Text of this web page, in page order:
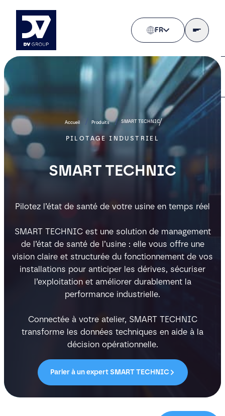
FR
Accueil Produits SMART TECHNIC
PILOTAGE INDUSTRIEL
SMART TECHNIC
Pilotez l’état de santé de votre usine en temps réel
SMART TECHNIC est une solution de management
de l’état de santé de l’usine : elle vous offre une
vision claire et structurée du fonctionnement de vos
installations pour anticiper les dérives, sécuriser
l’exploitation et améliorer durablement la
performance industrielle.
Connectée à votre atelier, SMART TECHNIC
transforme les données techniques en aide à la
décision opérationnelle.
Parler à un expert SMART TECHNIC